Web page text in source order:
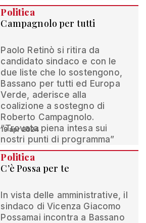
Politica
Campagnolo per tutti
Paolo Retinò si ritira da
candidato sindaco e con le
due liste che lo sostengono,
Bassano per tutti ed Europa
Verde, aderisce alla
coalizione a sostegno di
Roberto Campagnolo.
“Trovata piena intesa sui
nostri punti di programma”
19 apr 2024
Politica
C’è Possa per te
In vista delle amministrative, il
sindaco di Vicenza Giacomo
Possamai incontra a Bassano